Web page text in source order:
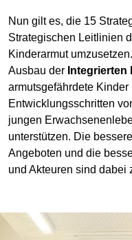
Nun gilt es, die 15
Strategischen Leitlinien
Kinderarmut
Ausbau der
armutsgefährdete
Entwicklungsschritten
jungen
unterstützen. Die
Angeboten und die
und Akteuren sind dabei